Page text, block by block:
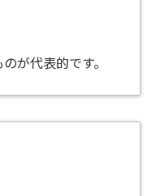
が代表的です。